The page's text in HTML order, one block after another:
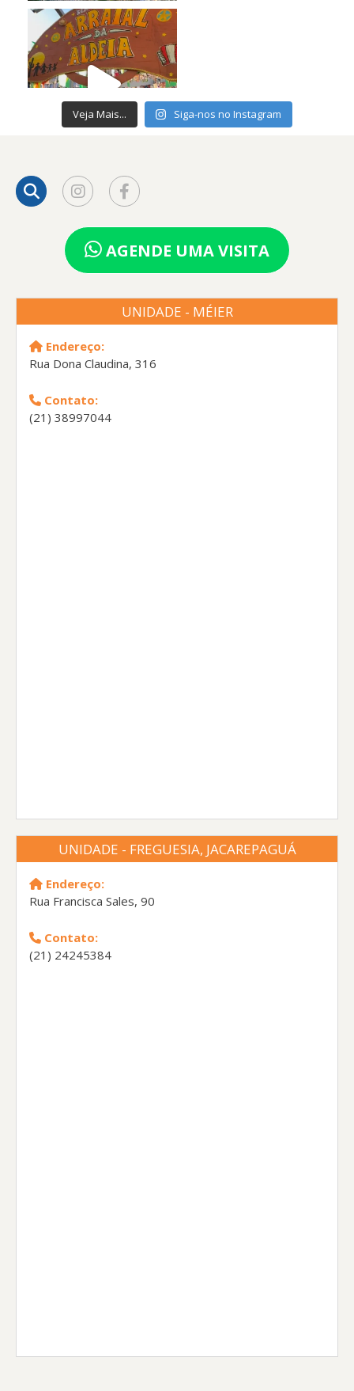
Veja Mais... Siga-nos no Instagram
AGENDE UMA VISITA
UNIDADE - MÉIER
Endereço:
Rua Dona Claudina, 316
Contato:
(21) 38997044
UNIDADE - FREGUESIA, JACAREPAGUÁ
Endereço:
Rua Francisca Sales, 90
Contato:
(21) 24245384